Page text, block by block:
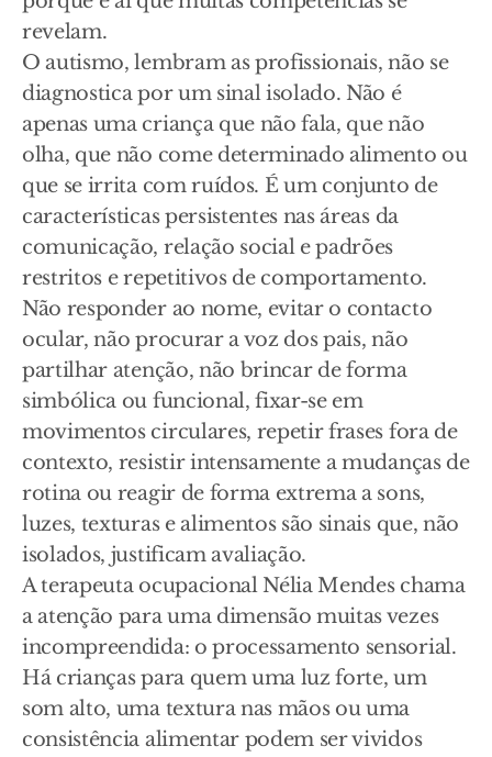
revelam.
O autismo, lembram as profissionais, não se
diagnostica por um sinal isolado. Não é
apenas uma criança que não fala, que não
olha, que não come determinado alimento ou
que se irrita com ruídos. É um conjunto de
características persistentes nas áreas da
comunicação, relação social e padrões
restritos e repetitivos de comportamento.
Não responder ao nome, evitar o contacto
ocular, não procurar a voz dos pais, não
partilhar atenção, não brincar de forma
simbólica ou funcional, fixar-se em
movimentos circulares, repetir frases fora de
contexto, resistir intensamente a mudanças de
rotina ou reagir de forma extrema a sons,
luzes, texturas e alimentos são sinais que, não
isolados, justificam avaliação.
A terapeuta ocupacional Nélia Mendes chama
a atenção para uma dimensão muitas vezes
incompreendida: o processamento sensorial.
Há crianças para quem uma luz forte, um
som alto, uma textura nas mãos ou uma
consistência alimentar podem ser vividos